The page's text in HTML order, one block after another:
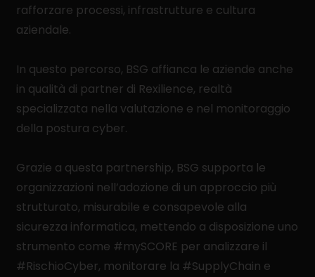
rafforzare processi, infrastrutture e cultura
aziendale.
In questo percorso, BSG affianca le aziende anche
in qualità di partner di Rexilience, realtà
specializzata nella valutazione e nel monitoraggio
della postura cyber.
Grazie a questa partnership, BSG supporta le
organizzazioni nell’adozione di un approccio più
strutturato, misurabile e consapevole alla
sicurezza informatica, mettendo a disposizione uno
strumento come #mySCORE per analizzare il
#RischioCyber, monitorare la #SupplyChain e